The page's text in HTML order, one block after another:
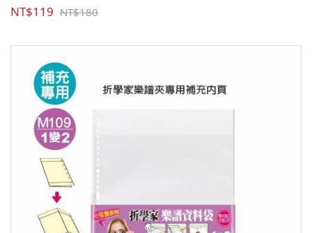
NT$119 NT$180